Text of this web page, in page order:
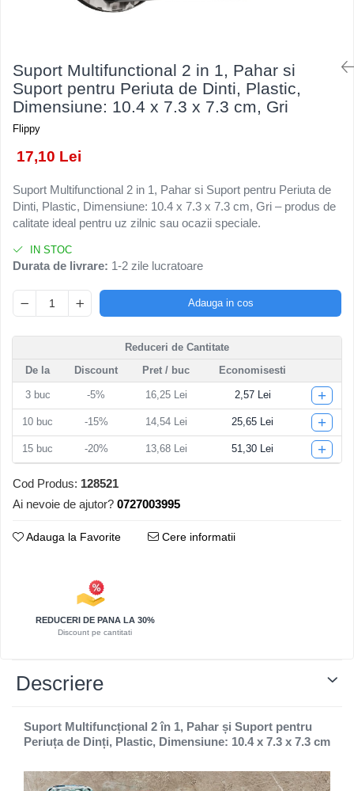
Accesorii Ingrijire Casa
Cutii depozitare
Diverse Casa
Lumanari
Maturi, Perii, Mopuri si Galeti
Perne Voiaj, Paturi si Textile
Produse ingrijire incaltaminte
Radiatoare si Seminee electrice
Steaguri
Tapet 3D Autoadeziv
Umidificatoare
Articole pentru Gradina si Bricolaj
Articole pentru Iluminat
Corpuri de iluminat
Lampi de veghe
Pelerine, Umbrele si Accesorii
Videoproiectoare
Baloane Latex
Banda adeziva
Confetti
Costume si Deghizare
Fete Masa si Perdele Franjurate
Pompe Baloane
Seturi si Arcade Baloane
Tematica Nunta
Liniar / Sir
Ornamente Brad
Suport Decorativ Lumanare
Kendama Rubber Grip V3 Cupe
Kendama Super Sticky V2 Cupe
Mari
Suport Multifunctional 2 in 1, Pahar si
Suport pentru Periuta de Dinti, Plastic,
Dimensiune: 10.4 x 7.3 x 7.3 cm, Gri
Flippy
17,10 Lei
Suport Multifunctional 2 in 1, Pahar si Suport pentru Periuta de
Dinti, Plastic, Dimensiune: 10.4 x 7.3 x 7.3 cm, Gri – produs de
calitate ideal pentru uz zilnic sau ocazii speciale.
IN STOC
Durata de livrare: 1-2 zile lucratoare
Adauga in cos
Reduceri de Cantitate
De la
Discount Pret / buc Economisesti
3buc -5% 16,25 Lei 2,57 Lei +
10 buc -15% 14,54 Lei 25,65 Lei +
15 buc -20% 13,68 Lei 51,30 Lei +
Cod Produs: 128521
Ai nevoie de ajutor? 0727003995
Adauga la Favorite Cere informatii
REDUCERI DE PANA LA 30%
Discount pe cantitati
Descriere
Suport Multifuncțional 2 în 1, Pahar și Suport pentru
Periuța de Dinți, Plastic, Dimensiune: 10.4 x 7.3 x 7.3 cm